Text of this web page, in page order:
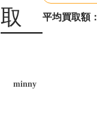
取
平均買取額：
minny